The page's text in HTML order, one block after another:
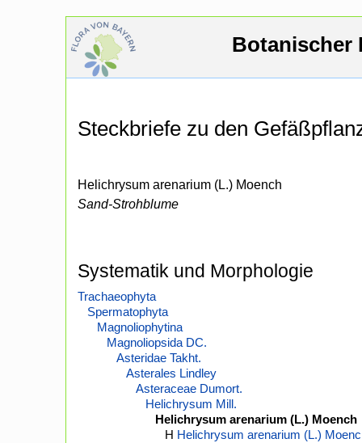
Botanischer
Steckbriefe zu den
Helichrysum arenarium (L.) Moench
Sand-Strohblume
Systematik und Morphologie
Trachaeophyta
Spermatophyta
Magnoliophytina
Magnoliopsida DC.
Asteridae Takht.
Asterales Lindley
Asteraceae Dumort.
Helichrysum Mill.
Helichrysum arenarium (L.) Moench
H Helichrysum arenarium (L.)